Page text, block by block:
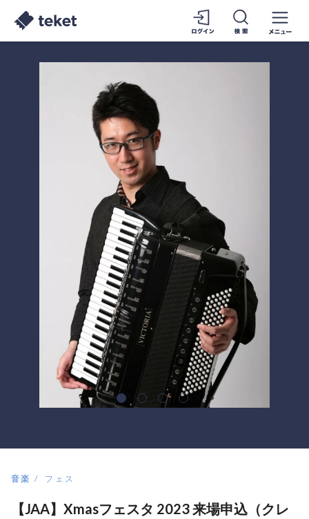
音楽 フェス
【JAA】Xmasフェスタ 2023 来場申込（クレ